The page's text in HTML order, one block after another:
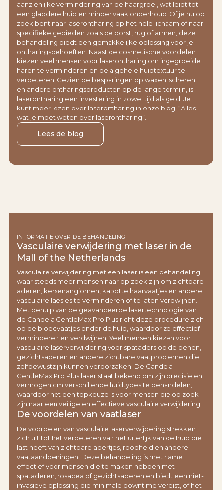
aanzienlijke vermindering van de haargroei, wat leidt tot
een gladdere huid en minder vaak onderhoud. Of je nu op
zoek bent naar laserontharing op het hele lichaam of naar
specifieke gebieden zoals de borst, rug of armen, deze
behandeling biedt een gemakkelijke oplossing voor je
ontharingsbehoeften. Naast de cosmetische voordelen
kiezen veel mensen voor laserontharing om ingegroeide
haren te verminderen en de algehele huidtextuur te
verbeteren. Gezien de besparingen op waxen, scheren
en andere ontharingsproducten op de lange termijn, is
laserontharing een investering in zowel tijd als geld. Je
kunt meer lezen over laserontharing in onze blog: “Alles
wat je moet weten over laserontharing”.
Lees de blog
INFORMATIE OVER DE BEHANDELING
Vasculaire verwijdering met laser in de
Mall of the Netherlands
Vasculaire verwijdering met een laser is een behandeling
waar steeds meer mensen naar op zoek zijn om zichtbare
aderen, kersenangiomen, kapotte haarvaatjes en andere
vasculaire laesies te verminderen of te laten verdwijnen.
Met behulp van de geavanceerde lasertechnologie van
de Candela GentleMax Pro Plus richt deze procedure zich
op de bloedvaatjes onder de huid, waardoor ze effectief
verminderen en verdwijnen. Veel mensen kiezen voor
vasculaire laserverwijdering voor spataders op de benen,
gezichtsaderen en andere zichtbare vaatproblemen die
zelfbewustzijn kunnen veroorzaken. De Candela
GentleMax Pro Plus laser staat bekend om zijn precisie en
vermogen om verschillende huidtypes te behandelen,
waardoor het een topkeuze is voor mensen die op zoek
zijn naar een veilige en effectieve vasculaire verwijdering.
De voordelen van vaatlaser
De voordelen van vasculaire laserverwijdering strekken
zich uit tot het verbeteren van het uiterlijk van de huid die
last heeft van zichtbare adertjes, roodheid en andere
vaataandoeningen. Deze behandeling is met name
effectief voor mensen die te maken hebben met
spataderen, rosacea of gezichtsaderen en biedt een niet-
invasieve oplossing die minimale downtime vereist, of het